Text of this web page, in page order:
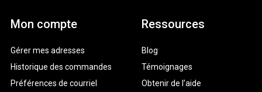
Mon compte
Gérer mes adresses
Historique des commandes
Préférences de courriel
Ressources
Blog
Témoignages
Obtenir de l’aide